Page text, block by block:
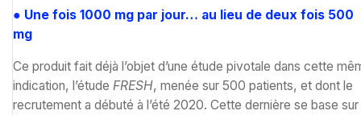
● Une fois 1000 mg par jour… au lieu de deux fois 500
mg
Ce produit fait déjà l’objet d’une étude pivotale dans cette
indication, l’étude FRESH, menée sur 500 patients, et dont le
recrutement a débuté à l’été 2020. Cette dernière se base sur